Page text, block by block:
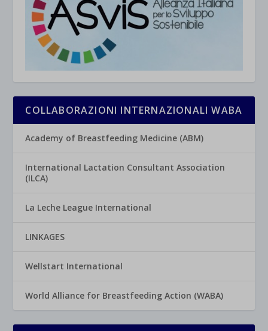
COLLABORAZIONI INTERNAZIONALI WABA
Academy of Breastfeeding Medicine (ABM)
International Lactation Consultant Association
(ILCA)
La Leche League International
LINKAGES
Wellstart International
World Alliance for Breastfeeding Action (WABA)